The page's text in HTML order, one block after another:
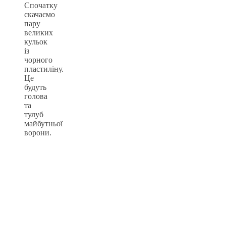
Спочатку
скачаємо
пару
великих
кульок
із
чорного
пластиліну.
Це
будуть
голова
та
тулуб
майбутньої
ворони.